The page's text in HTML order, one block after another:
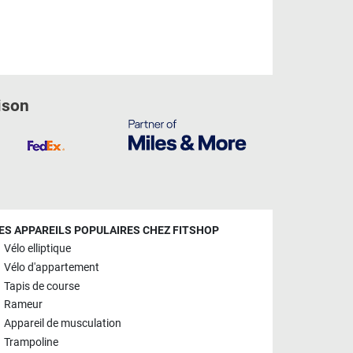
APPAREILS POPULAIRES CHEZ FITSHOP
Vélo elliptique
Vélo d'appartement
Tapis de course
Rameur
Appareil de musculation
Trampoline